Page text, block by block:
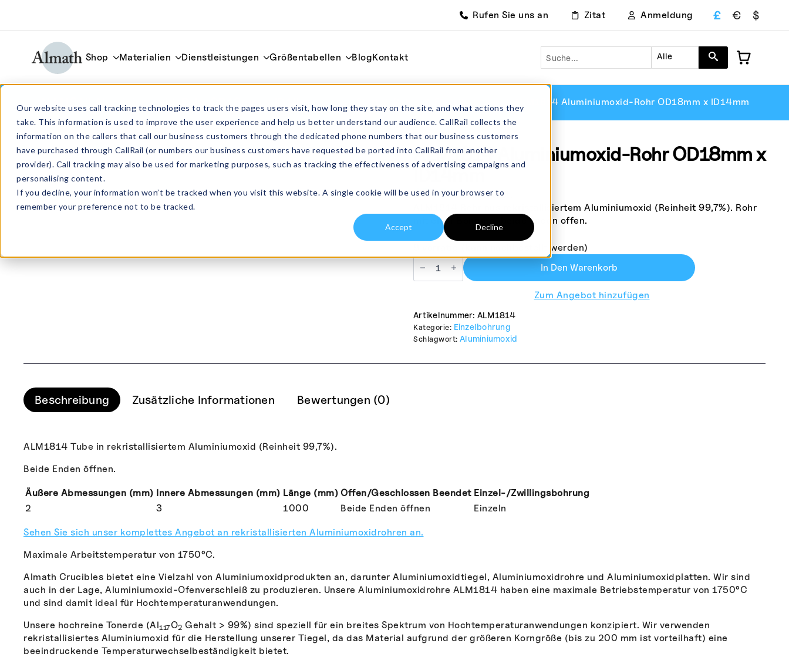
Our website uses call tracking technologies to track the pages users visit, how long they stay on the site, and what actions they
take. This information is used to improve the user experience and help us better understand our audience. CallRail collects the
information on the callers that call our business customers through the dedicated phone numbers that our business customers
have purchased through CallRail (or numbers our business customers have requested be ported into CallRail from another
provider). Call tracking may also be used for marketing purposes, such as tracking the effectiveness of advertising campaigns and
personalising content.
If you decline, your information won’t be tracked when you visit this website. A single cookie will be used in your browser to
remember your preference not to be tracked.
Accept Decline
Rufen Sie uns an Zitat Anmeldung £ € $
Shop Materialien Dienstleistungen Größentabellen BlogKontakt Suche Alle
ALM1814 Aluminiumoxid-Rohr OD18mm x ID14mm ALM1814 Aluminiumoxid-Rohr OD18mm x ID14mm
ALM1814 Aluminiumoxid-Rohr OD18mm x
ID14mm
£74.00 exkl. MwSt.
ALM1814 Rohr aus rekristallisiertem Aluminiumoxid (Reinheit 99,7%). Rohr
mit einer Bohrung, beide Enden offen.
8 vorrätig (kann nachbestellt werden)
ALM1814
Alumina
Menge
In Den Warenkorb
Zum Angebot hinzufügen
Artikelnummer: ALM1814
Kategorie: Einzelbohrung
Schlagwort: Aluminiumoxid
Beschreibung Zusätzliche Informationen Bewertungen (0)
ALM1814 Tube in rekristallisiertem Aluminiumoxid (Reinheit 99,7%).
Beide Enden öffnen.
Äußere Abmessungen (mm) Innere Abmessungen (mm) Länge (mm) Offen/Geschlossen Beendet Einzel-/Zwillingsbohrung
2
3 1000 Beide Enden öffnen Einzeln
Sehen Sie sich unser komplettes Angebot an rekristallisierten Aluminiumoxidrohren an.
Maximale Arbeitstemperatur von 1750°C.
Almath Crucibles bietet eine Vielzahl von Aluminiumoxidprodukten an, darunter Aluminiumoxidtiegel, Aluminiumoxidrohre und Aluminiumoxidplatten. Wir sind
auch in der Lage, Aluminiumoxid-Ofenverschleiß zu produzieren. Unsere Aluminiumoxidrohre ALM1814 haben eine maximale Betriebstemperatur von 1750°C
und sind damit ideal für Hochtemperaturanwendungen.
Unsere hochreine Tonerde (Al117O2 Gehalt > 99%) sind speziell für ein breites Spektrum von Hochtemperaturanwendungen konzipiert. Wir verwenden
rekristallisiertes Aluminiumoxid für die Herstellung unserer Tiegel, da das Material aufgrund der größeren Korngröße (bis zu 200 mm ist vorteilhaft) eine
beeindruckende Temperaturwechselbeständigkeit bietet.